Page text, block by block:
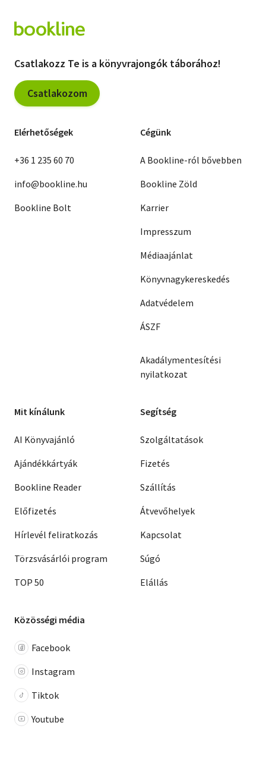
Csatlakozz Te is a könyvrajongók táborához!
Csatlakozom
Elérhetőségek
+36 1 235 60 70
info@bookline.hu
Bookline Bolt
Cégünk
A Bookline-ról bővebben
Bookline Zöld
Karrier
Impresszum
Médiaajánlat
Könyvnagykereskedés
Adatvédelem
ÁSZF
Akadálymentesítési
nyilatkozat
Mit kínálunk
AI Könyvajánló
Ajándékkártyák
Bookline Reader
Előfizetés
Hírlevél feliratkozás
Törzsvásárlói program
TOP 50
Segítség
Szolgáltatások
Fizetés
Szállítás
Átvevőhelyek
Kapcsolat
Súgó
Elállás
Közösségi média
Facebook
Instagram
Tiktok
Youtube